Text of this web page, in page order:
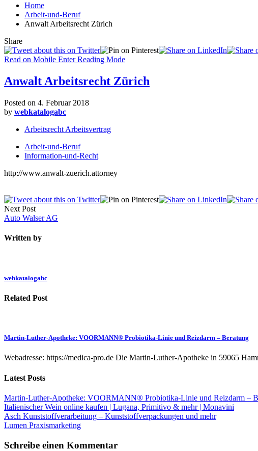
Home
Arbeit-und-Beruf
Anwalt Arbeitsrecht Zürich
Share
Read on Mobile Enter Reading Mode
Anwalt Arbeitsrecht Zürich
Posted on 4. Februar 2018
by webkatalogabc
Arbeitsrecht Arbeitsvertrag
Arbeit-und-Beruf
Information-und-Recht
http://www.anwalt-zuerich.attorney
Next Post
Auto Walser AG
Written by
webkatalogabc
Related Post
Martin-Luther-Apotheke: VOORMANN® Probiotika-Linie und Reizdarm – Beratung
Webadresse: https://medica-pro.de Die Martin-Luther-Apotheke in 59065
Latest Posts
Martin-Luther-Apotheke: VOORMANN® Probiotika-Linie und Reizdarm –
Italienischer Wein online kaufen | Lugana, Primitivo & mehr | Monavini
Asch Kunststoffverarbeitung – Kunststoffverpackungen und mehr
Lumen Praxismarketing
Schreibe einen Kommentar